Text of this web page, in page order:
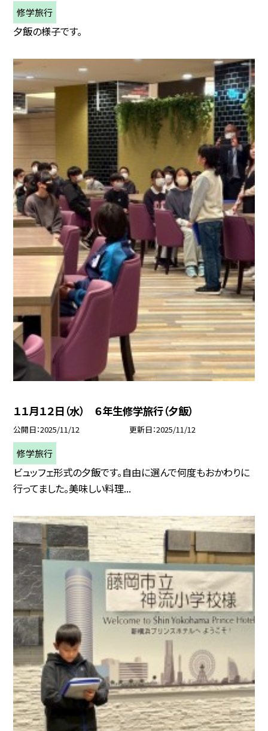
修学旅行
夕飯の様子です。
１１月１２日（水） ６年生修学旅行（夕飯）
公開日 2025/11/12 更新日 2025/11/12
修学旅行
ビュッフェ形式の夕飯です。自由に選んで何度もおかわりに
行ってました。美味しい料理...